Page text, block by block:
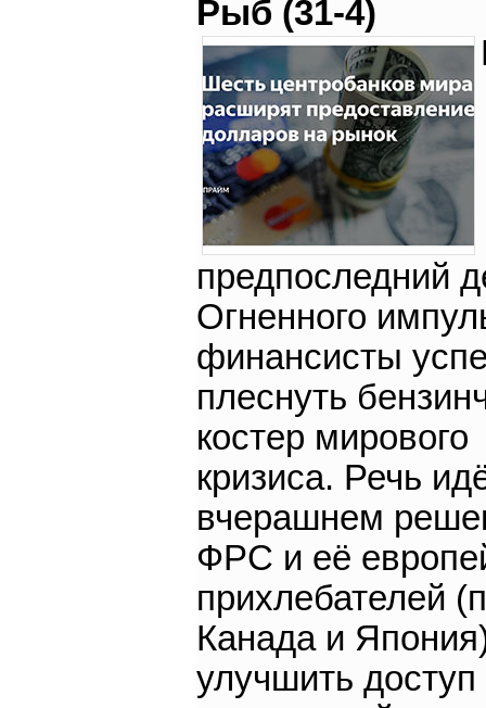
Рыб (31-4)
предпоследний
Огненного
финансисты
плеснуть
костер мирового
кризиса. Речь
вчерашнем
ФРС и её
прихлебателей
Канада и
улучшить доступ